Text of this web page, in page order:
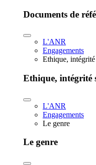
Documents de
L'ANR
Engagements
Ethique,
Ethique, intégrité
L'ANR
Engagements
Le genre
Le genre